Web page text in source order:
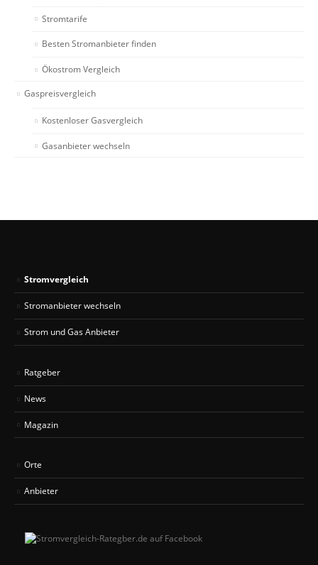
Stromtarife
Besten Stromanbieter finden
Ökostrom Vergleich
Gaspreisvergleich
Kostenloser Gasvergleich
Gasanbieter wechseln
Stromvergleich
Stromanbieter wechseln
Strom und Gas Anbieter
Ratgeber
News
Magazin
Orte
Anbieter